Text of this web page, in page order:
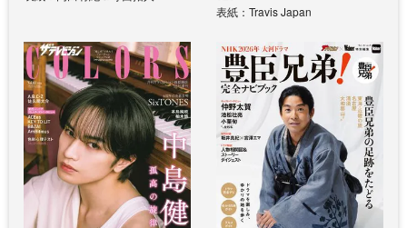
表紙：Travis Japan